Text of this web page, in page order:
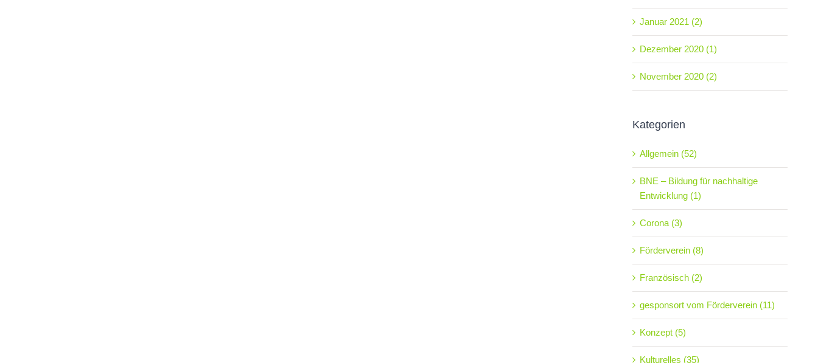
Januar 2021 (2)
Dezember 2020 (1)
November 2020 (2)
Kategorien
Allgemein (52)
BNE – Bildung für nachhaltige
Entwicklung (1)
Corona (3)
Förderverein (8)
Französisch (2)
gesponsort vom Förderverein (11)
Konzept (5)
Kulturelles (35)